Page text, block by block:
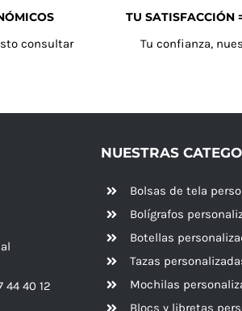
consultar
TU SATISFACCIÓN
Tu confianza,
44 40 12
NUESTRAS
Bolsas de tela
Bolígrafos
Botellas
Tazas
Mochilas
Blocs y libretas